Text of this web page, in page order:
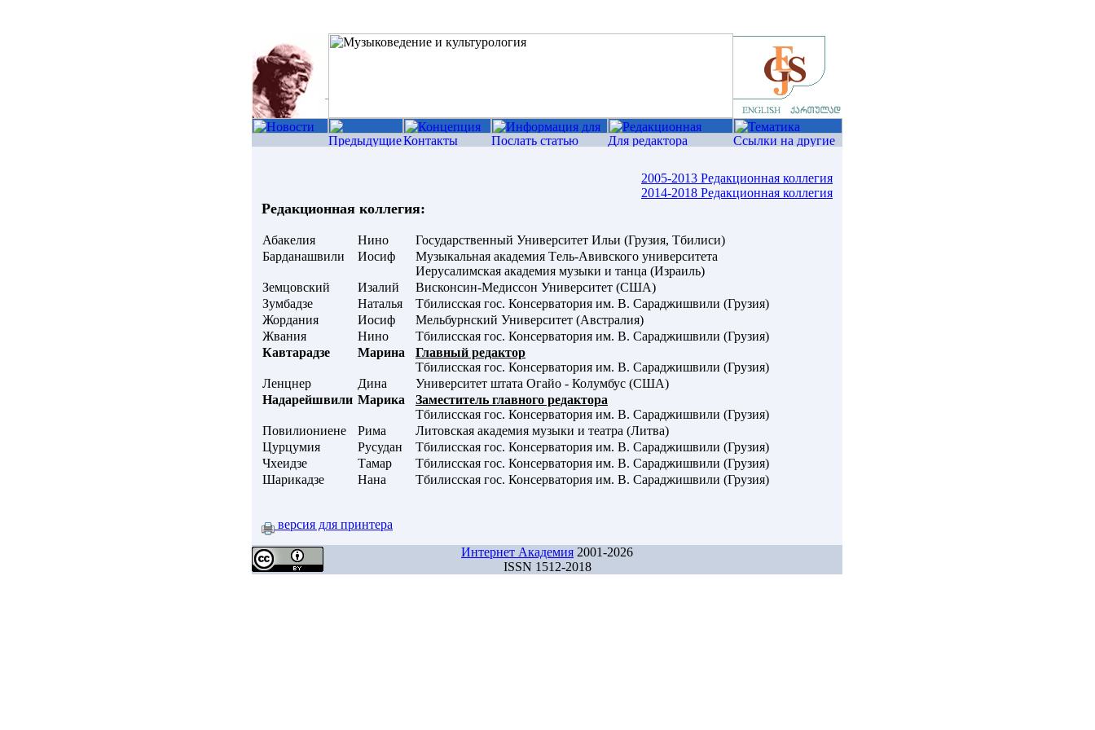
2005-2013 Редакционная коллегия
2014-2018 Редакционная коллегия
Редакционная коллегия:
Абакелия Нино
Государственный Университет Ильи (Грузия, Тбилиси)
Барданашвили
Иосиф
Музыкальная академия Tель-Авивского университета
Иерусалимская академия музыки и танца (Израиль)
Земцовский
Изалий
Висконсин-Медиссон Университет (США)
Зумбадзе
Наталья
Тбилисская гос. Консерватория им. В. Сараджишвили (Грузия)
Жордания
Иосиф
Мельбурнский Университет (Австралия)
Жвания
Нино
Тбилисская гос. Консерватория им. В. Сараджишвили (Грузия)
Кавтарадзе
Марина
Главный редактор
Тбилисская гос. Консерватория им. В. Сараджишвили (Грузия)
Ленцнер
Дина
Университет штата Огайо - Колумбус (США)
Надарейшвили Марика
Заместитель главного редактора
Тбилисская гос. Консерватория им. В. Сараджишвили (Грузия)
Повилиониене
Рима
Литовская академия музыки и театра (Литва)
Цурцумия
Русудан
Тбилисская гос. Консерватория им. В. Сараджишвили (Грузия)
Чхеидзе
Тамар
Тбилисская гос. Консерватория им. В. Сараджишвили (Грузия)
Шарикадзе
Нана Тбилисская гос. Консерватория им. В. Сараджишвили (Грузия)
версия для принтера
Интернет Академия 2001-2026
ISSN 1512-2018